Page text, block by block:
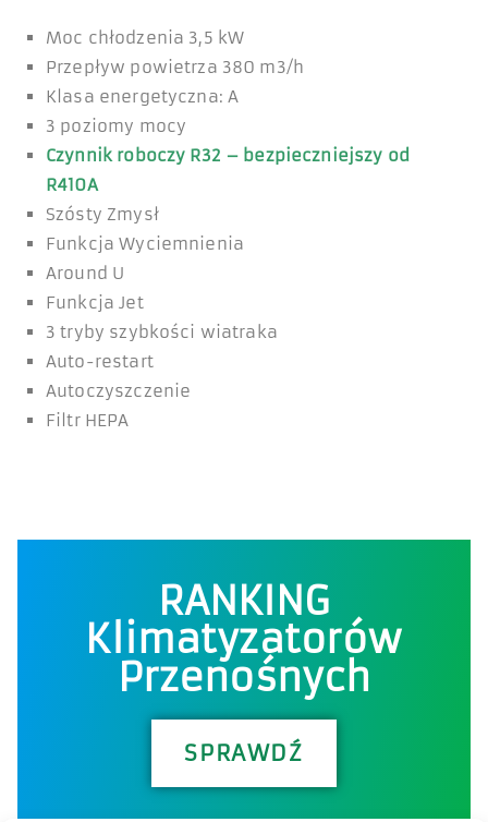
Moc chłodzenia 3,5 kW
Przepływ powietrza 380 m3/h
Klasa energetyczna: A
3 poziomy mocy
Czynnik roboczy R32 – bezpieczniejszy od
R410A
Szósty Zmysł
Funkcja Wyciemnienia
Around U
Funkcja Jet
3 tryby szybkości wiatraka
Auto-restart
Autoczyszczenie
Filtr HEPA
RANKING
Klimatyzatorów
Przenośnych
SPRAWDŹ